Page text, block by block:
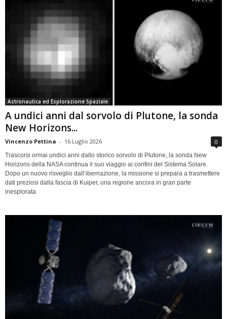
Astronautica ed Esplorazione Spaziale
A undici anni dal sorvolo di Plutone, la sonda
New Horizons...
Vincenzo Pettina - 16 Luglio 2026 0
Trascorsi ormai undici anni dallo storico sorvolo di Plutone, la sonda New
Horizons della NASA continua il suo viaggio ai confini del Sistema Solare.
Dopo un nuovo risveglio dall’ibernazione, la missione si prepara a trasmettere
dati preziosi dalla fascia di Kuiper, una regione ancora in gran parte
inesplorata